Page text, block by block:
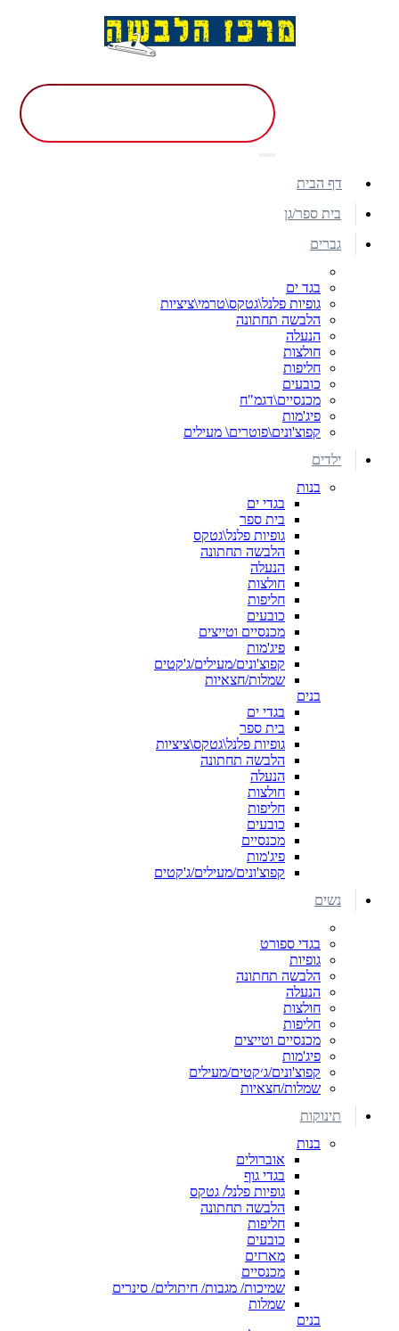
דף הבית
בית ספר/גן
גברים
בגד ים
גופיות פלנל\גטקס\טרמי\ציציות
הלבשה תחתונה
הנעלה
חולצות
חליפות
כובעים
מכנסיים\דגמ"ח
פיג'מות
קפוצ'ונים\פוטרים\ מעילים
ילדים
בנות
בגדי ים
בית ספר
גופיות פלנל\גטקס
הלבשה תחתונה
הנעלה
חולצות
חליפות
כובעים
מכנסיים וטייצים
פיג'מות
קפוצ'ונים/מעילים/ג'קטים
שמלות/חצאיות
בנים
בגדי ים
בית ספר
גופיות פלנל\גטקס\ציציות
הלבשה תחתונה
הנעלה
חולצות
חליפות
כובעים
מכנסיים
פיג'מות
קפוצ'ונים/מעילים/ג'קטים
נשים
בגדי ספורט
גופיות
הלבשה תחתונה
הנעלה
חולצות
חליפות
מכנסיים וטייצים
פיג'מות
קפוצ'ונים/ג׳קטים/מעילים
שמלות/חצאיות
תינוקות
בנות
אוברולים
בגדי גוף
גופיות פלנל/ גטקס
הלבשה תחתונה
חליפות
כובעים
מארזים
מכנסיים
שמיכות/ מגבות/ חיתולים/ סינרים
שמלות
בנים